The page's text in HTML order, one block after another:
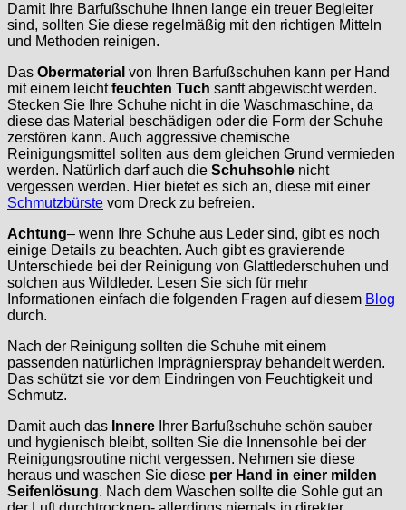
Damit Ihre Barfußschuhe Ihnen lange ein treuer Begleiter
sind, sollten Sie diese regelmäßig mit den richtigen Mitteln
und Methoden reinigen.
Das Obermaterial von Ihren Barfußschuhen kann per Hand
mit einem leichtfeuchten Tuch sanft abgewischt werden.
Stecken Sie Ihre Schuhe nicht in die Waschmaschine, da
diese das Material beschädigen oder die Form der Schuhe
zerstören kann. Auch aggressive chemische
Reinigungsmittel sollten aus dem gleichen Grund vermieden
werden. Natürlich darf auch die Schuhsohle nicht
vergessen werden. Hier bietet es sich an, diese mit einer
Schmutzbürste vom Dreck zu befreien.
Achtung– wenn Ihre Schuhe aus Leder sind, gibt es noch
einige Details zu beachten. Auch gibt es gravierende
Unterschiede bei der Reinigung von Glattlederschuhen und
solchen aus Wildleder. Lesen Sie sich für mehr
Informationen einfach die folgenden Fragen auf diesem Blog
durch.
Nach der Reinigung sollten die Schuhe mit einem
passenden natürlichen Imprägnierspray behandelt werden.
Das schützt sie vor dem Eindringen von Feuchtigkeit und
Schmutz.
Damit auch das Innere Ihrer Barfußschuhe schön sauber
und hygienisch bleibt, sollten Sie die Innensohle bei der
Reinigungsroutine nicht vergessen. Nehmen sie diese
heraus und waschen Sie diese per Hand in einer milden
Seifenlösung. Nach dem Waschen sollte die Sohle gut an